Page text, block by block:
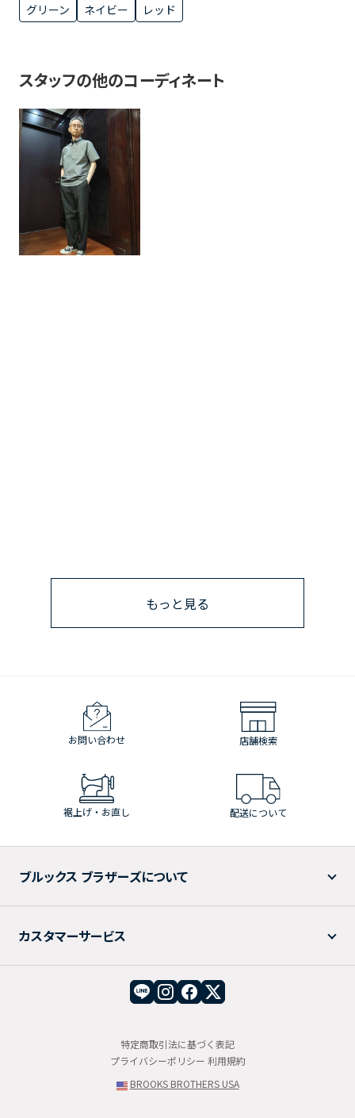
グリーン
ネイビー レッド
スタッフの他のコーディネート
もっと見る
お問い合わせ 店舗検索
裾上げ・お直し 配送について
ブルックス ブラザーズについて
カスタマーサービス
特定商取引法に基づく表記
プライバシーポリシー 利用規約
BROOKS BROTHERS USA